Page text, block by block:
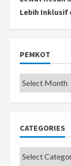
Lebih Inklusif
PEMKOT
Pemkot
CATEGORIES
Categories